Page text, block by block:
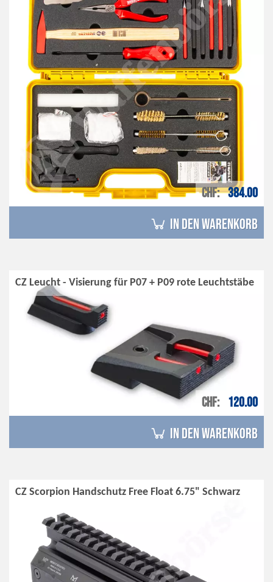
CHF 384.00
in den Warenkorb
CZ Leucht - Visierung für P07 + P09 rote Leuchtstäbe
CHF 120.00
in den Warenkorb
CZ Scorpion Handschutz Free Float 6.75" Schwarz